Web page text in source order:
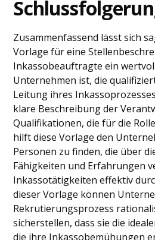
Zusammenfassend lässt sich
Vorlage für eine
Inkassobeauftragte ein
Unternehmen ist, die
Leitung ihres
klare Beschreibung der
Qualifikationen, die für die
hilft diese Vorlage den
Personen zu finden, die über
Fähigkeiten und Erfahrungen
Inkassotätigkeiten effektiv
dieser Vorlage können
Rekrutierungsprozess
sicherstellen, dass sie die
die ihre Inkassobemühungen